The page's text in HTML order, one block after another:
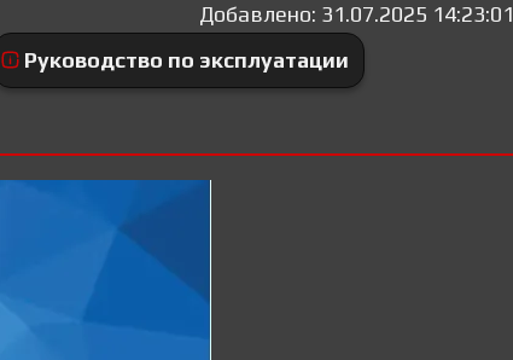
Добавлено: 31.07.2025 14:23:01
Руководство по эксплуатации